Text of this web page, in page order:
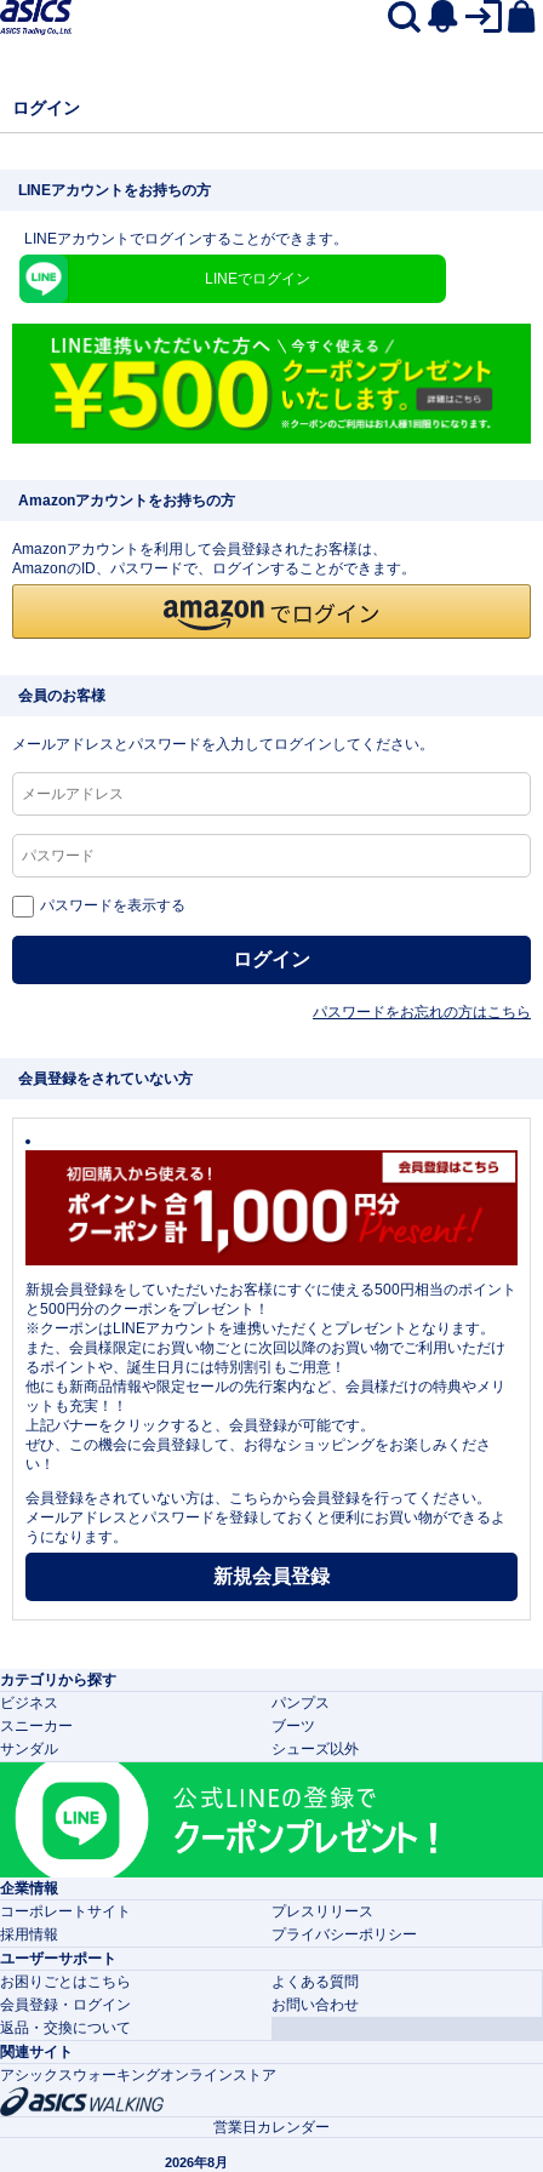
ログイン
LINEアカウントをお持ちの方
LINEアカウントでログインすることができます。
LINEでログイン
Amazonアカウントをお持ちの方
Amazonアカウントを利用して会員登録されたお客様は、
AmazonのID、パスワードで、ログインすることができます。
会員のお客様
メールアドレスとパスワードを入力してログインしてください。
パスワードを表示する
パスワードをお忘れの方はこちら
会員登録をされていない方
新規会員登録をしていただいたお客様にすぐに使える500円相当のポイント
と500円分のクーポンをプレゼント！
※クーポンはLINEアカウントを連携いただくとプレゼントとなります。
また、会員様限定にお買い物ごとに次回以降のお買い物でご利用いただけ
るポイントや、誕生日月には特別割引もご用意！
他にも新商品情報や限定セールの先行案内など、会員様だけの特典やメリ
ットも充実！！
上記バナーをクリックすると、会員登録が可能です。
ぜひ、この機会に会員登録して、お得なショッピングをお楽しみくださ
い！
会員登録をされていない方は、こちらから会員登録を行ってください。
メールアドレスとパスワードを登録しておくと便利にお買い物ができるよ
うになります。
カテゴリから探す
ビジネス
パンプス
スニーカー
ブーツ
サンダル
シューズ以外
企業情報
コーポレートサイト
プレスリリース
採用情報
プライバシーポリシー
ユーザーサポート
お困りごとはこちら
よくある質問
会員登録・ログイン
お問い合わせ
返品・交換について
関連サイト
アシックスウォーキングオンラインストア
営業日カレンダー
2026年8月